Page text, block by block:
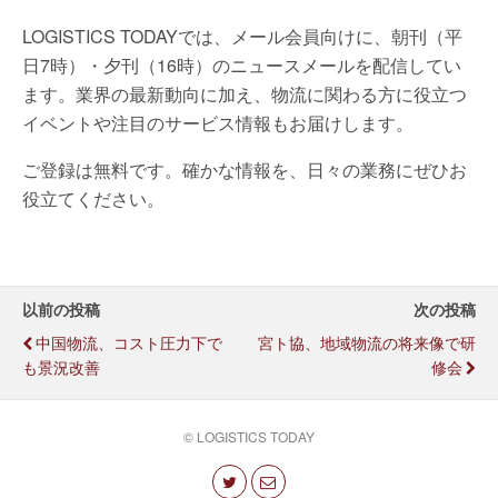
LOGISTICS TODAYでは、メール会員向けに、朝刊（平
日7時）・夕刊（16時）のニュースメールを配信してい
ます。業界の最新動向に加え、物流に関わる方に役立つ
イベントや注目のサービス情報もお届けします。
ご登録は無料です。確かな情報を、日々の業務にぜひお
役立てください。
以前の投稿
中国物流、コスト圧力下で
も景況改善
次の投稿
宮ト協、地域物流の将来像で研
修会
© LOGISTICS TODAY